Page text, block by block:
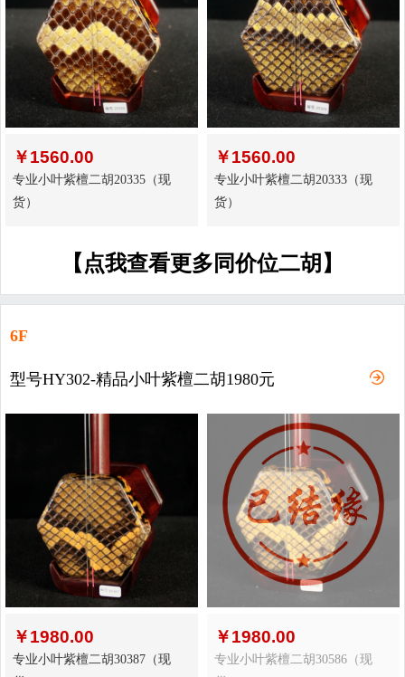
￥1560.00
专业小叶紫檀二胡20335（现
货）
￥1560.00
专业小叶紫檀二胡20333（现
货）
【点我查看更多同价位二胡】
6F
型号HY302-精品小叶紫檀二胡1980元
￥1980.00
专业小叶紫檀二胡30387（现
￥1980.00
专业小叶紫檀二胡30586（现